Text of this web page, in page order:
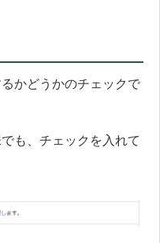
かどうかのチェックで
も、チェックを入れて